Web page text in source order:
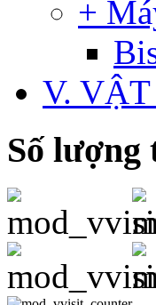
+
V.
Số lượng